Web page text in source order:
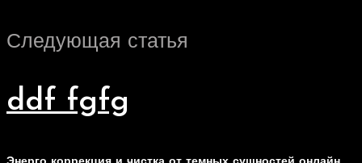
Следующая статья
ddf fgfg